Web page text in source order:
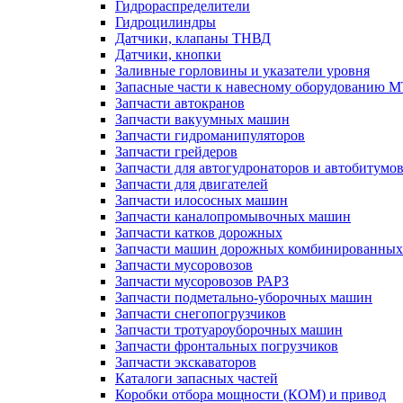
Гидрораспределители
Гидроцилиндры
Датчики, клапаны ТНВД
Датчики, кнопки
Заливные горловины и указатели уровня
Запасные части к навесному оборудованию
Запчасти автокранов
Запчасти вакуумных машин
Запчасти гидроманипуляторов
Запчасти грейдеров
Запчасти для автогудронаторов и
Запчасти для двигателей
Запчасти илососных машин
Запчасти каналопромывочных машин
Запчасти катков дорожных
Запчасти машин дорожных комбинированных
Запчасти мусоровозов
Запчасти мусоровозов РАРЗ
Запчасти подметально-уборочных машин
Запчасти снегопогрузчиков
Запчасти тротуароуборочных машин
Запчасти фронтальных погрузчиков
Запчасти экскаваторов
Каталоги запасных частей
Коробки отбора мощности (КОМ) и привод